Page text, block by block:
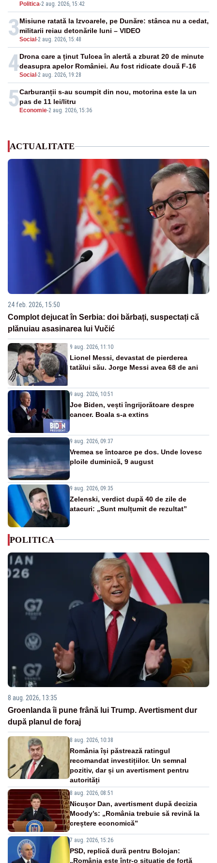
Politica-2 aug. 2026, 15:42
3Social -2 aug. 2026, 15:48
Misiune ratată la Izvoarele, pe Dunăre: stânca nu a cedat,
militarii reiau detonările luni – VIDEO
4Social -2 aug. 2026, 19:28
Drona care a ținut Tulcea în alertă a zburat 20 de minute
deasupra apelor României. Au fost ridicate două F-16
5 Economie-2 aug. 2026, 15:36
Carburanții s-au scumpit din nou, motorina este la un
pas de 11 lei/litru
ACTUALITATE
24 feb. 2026, 15:50
Complot dejucat în Serbia: doi bărbați, suspectați că
plănuiau asasinarea lui Vučić
9 aug. 2026, 11:10
Lionel Messi, devastat de pierderea
tatălui său. Jorge Messi avea 68 de ani
9 aug. 2026, 10:51
Joe Biden, vești îngrijorătoare despre
cancer. Boala s-a extins
9 aug. 2026, 09:37
Vremea se întoarce pe dos. Unde lovesc
ploile duminică, 9 august
9 aug. 2026, 09:35
Zelenski, verdict după 40 de zile de
atacuri: „Sunt mulțumit de rezultat”
POLITICA
8 aug. 2026, 13:35
Groenlanda îi pune frână lui Trump. Avertisment dur
după planul de foraj
8 aug. 2026, 10:38
România își păstrează ratingul
recomandat investițiilor. Un semnal
pozitiv, dar și un avertisment pentru
autorități
8 aug. 2026, 08:51
Nicușor Dan, avertisment după decizia
Moody’s: „România trebuie să revină la
creștere economică”
7 aug. 2026, 15:26
PSD, replică dură pentru Bolojan:
„România este într-o situație de forță